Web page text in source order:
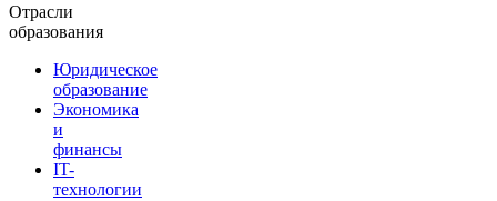
Отрасли
образования
Юридическое
образование
Экономика
и
финансы
IT-
технологии